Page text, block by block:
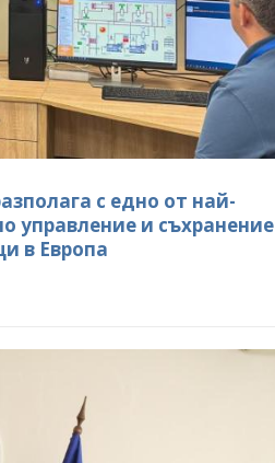
с едно от най-
управление и съхранение
в Европа